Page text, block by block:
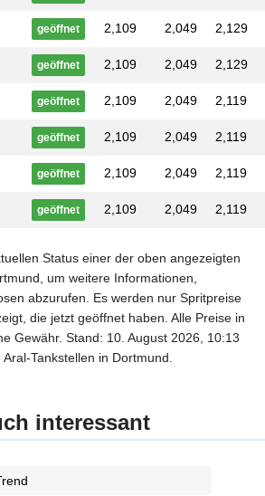
geöffnet 2,109 2,049 2,129
geöffnet 2,109 2,049 2,129
geöffnet 2,109 2,049 2,119
geöffnet 2,109 2,049 2,119
geöffnet 2,109 2,049 2,119
geöffnet 2,109 2,049 2,119
Status einer der oben angezeigten
um weitere Informationen,
abzurufen. Es werden nur Spritpreise
die jetzt geöffnet haben. Alle Preise in
Gewähr. Stand: 10. August 2026, 10:13
Tankstellen in Dortmund.
interessant